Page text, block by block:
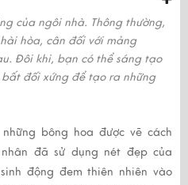
của ngôi nhà. Thông thường,
hòa, cân đối với mảng
Đôi khi, bạn có thể sáng tạo
đối xứng để tạo ra những
bông hoa được vẽ cách
đã sử dụng nét đẹp của
động đem thiên nhiên vào